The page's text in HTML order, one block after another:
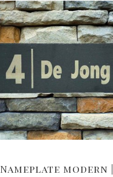
Nameplate modern |